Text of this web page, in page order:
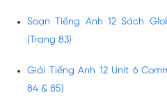
Soạn Tiếng Anh 12 Sách
(Trang 83)
Giải Tiếng Anh 12 Unit 6
84 & 85)